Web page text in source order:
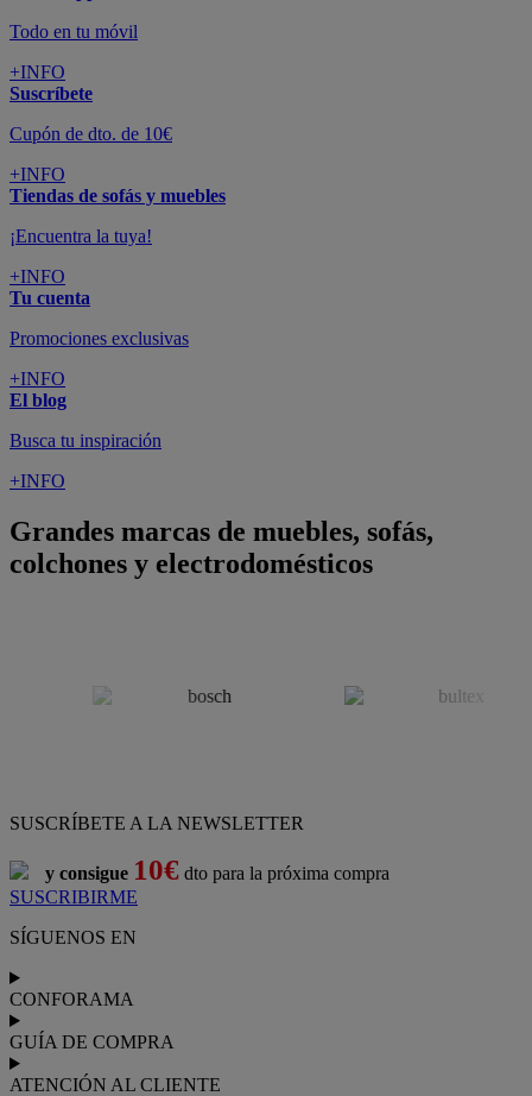
Todo en tu móvil
+INFO
Suscríbete
Cupón de dto. de 10€
+INFO
Tiendas de sofás y muebles
¡Encuentra la tuya!
+INFO
Tu cuenta
Promociones exclusivas
+INFO
El blog
Busca tu inspiración
+INFO
Grandes marcas de muebles, sofás,
colchones y electrodomésticos
SUSCRÍBETE A LA NEWSLETTER
y consigue 10€ dto para la próxima compra
SUSCRIBIRME
SÍGUENOS EN
CONFORAMA
GUÍA DE COMPRA
ATENCIÓN AL CLIENTE